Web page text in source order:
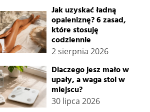
Jak uzyskać ładną
opaleniznę? 6 zasad,
które stosuję
codziennie
2 sierpnia 2026
Dlaczego jesz mało w
upały, a waga stoi w
miejscu?
30 lipca 2026